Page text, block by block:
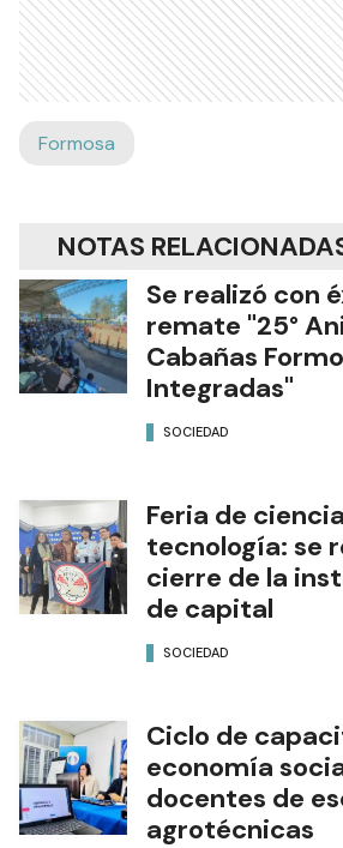
Formosa
NOTAS
Se realizó con
remate "25°
Cabañas
Integradas"
SOCIEDAD
Feria de
tecnología: se
cierre de la
de capital
SOCIEDAD
Ciclo de
economía
docentes de
agrotécnicas